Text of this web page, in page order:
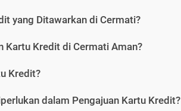
yang Ditawarkan di Cermati?
Kartu Kredit di Cermati Aman?
Kredit?
dalam Pengajuan Kartu Kredit?